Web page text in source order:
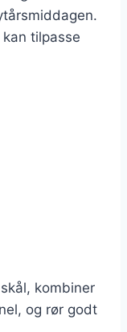
tilpasse
kombiner
og rør godt